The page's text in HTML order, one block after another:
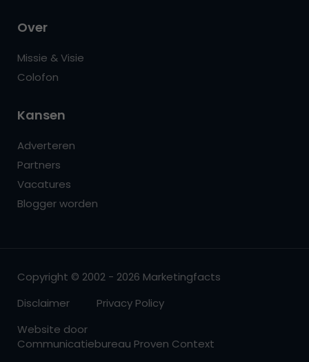
Over
Missie & Visie
Colofon
Kansen
Adverteren
Partners
Vacatures
Blogger worden
Copyright © 2002 - 2026 Marketingfacts
Disclaimer
Privacy Policy
Website door
Communicatiebureau Proven Context